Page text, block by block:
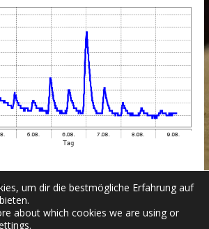
um dir die bestmögliche Erfahrung auf
about which cookies we are using or
.